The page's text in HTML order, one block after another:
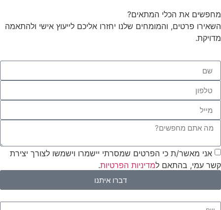
מחפשים את הכלי המתאים?
השאירו פרטים, והמומחים שלנו יחזרו אליכם לייעוץ אישי ולהתאמה
מדויקת.
אני מאשר/ת כי הפרטים שמסרתי יישמרו וישמשו לצורך יצירת
קשר עמי, בהתאם למדיניות הפרטיות.
דברו איתנו